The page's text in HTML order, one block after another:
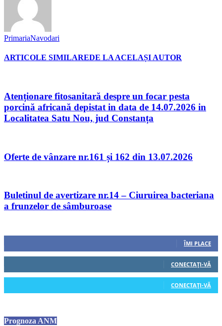
PrimariaNavodari
ARTICOLE SIMILAREDE LA ACELAȘI AUTOR
Atenționare fitosanitară despre un focar pesta
porcină africană depistat in data de 14.07.2026 in
Localitatea Satu Nou, jud Constanța
Oferte de vânzare nr.161 și 162 din 13.07.2026
Buletinul de avertizare nr.14 – Ciuruirea bacteriana
a frunzelor de sâmburoase
ÎMI PLACE
CONECTAȚI-VĂ
CONECTAȚI-VĂ
Prognoza ANM